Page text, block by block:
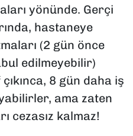
yönünde. Gerçi
hastaneye
(2 gün önce
edilmeyebilir)
8 gün daha iş
ama zaten
cezasız kalmaz!